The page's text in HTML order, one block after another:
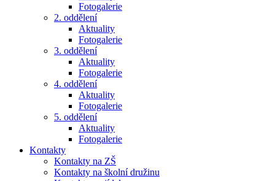
Fotogalerie
2. oddělení
Aktuality
Fotogalerie
3. oddělení
Aktuality
Fotogalerie
4. oddělení
Aktuality
Fotogalerie
5. oddělení
Aktuality
Fotogalerie
Kontakty
Kontakty na ZŠ
Kontakty na školní družinu